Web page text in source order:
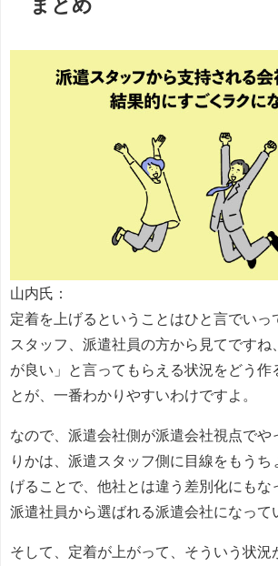
まとめ
山内氏：
定着を上げるということはひと言でいっ
スタッフ、派遣社員の方から見てですね
が良い」と言ってもらえる状況をどう作
とが、一番わかりやすいわけですよ。
なので、派遣会社側が派遣会社視点でや
りかは、派遣スタッフ側に目線をもうち
げることで、他社とは違う差別化にもな
派遣社員から選ばれる派遣会社になって
そして、定着が上がって、そういう状況